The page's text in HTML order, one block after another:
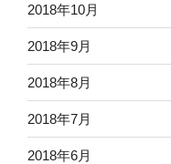
2018年10月
2018年9月
2018年8月
2018年7月
2018年6月